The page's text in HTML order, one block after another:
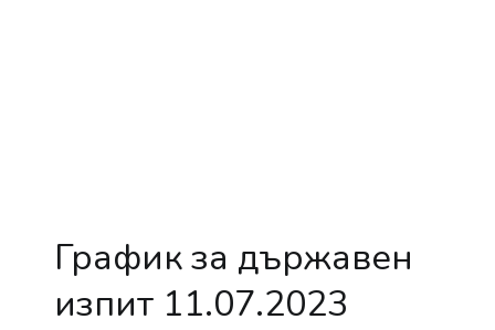
График за държавен
изпит 11.07.2023